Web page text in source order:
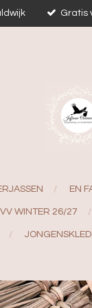
Gratis
EN
WINTER 26/27